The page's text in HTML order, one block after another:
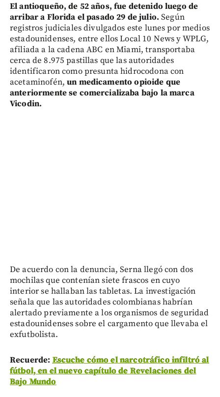
El antioqueño, de 52 años, fue detenido luego de
arribar a Florida el pasado 29 de julio. Según
registros judiciales divulgados este lunes por medios
estadounidenses, entre ellos Local 10 News y WPLG,
afiliada a la cadena ABC en Miami, transportaba
cerca de 8.975 pastillas que las autoridades
identificaron como presunta hidrocodona con
acetaminofén,un medicamento opioide que
anteriormente se comercializaba bajo la marca
Vicodin.
De acuerdo con la denuncia, Serna llegó con dos
mochilas que contenían siete frascos en cuyo
interior se hallaban las tabletas. La investigación
señala que las autoridades colombianas habrían
alertado previamente a los organismos de seguridad
estadounidenses sobre el cargamento que llevaba el
exfutbolista.
Recuerde: Escuche cómo el narcotráfico infiltró al
fútbol, en el nuevo capítulo de Revelaciones del
Bajo Mundo